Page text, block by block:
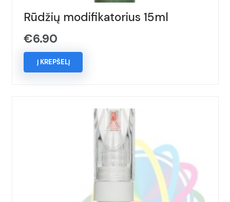
Rūdžių modifikatorius 15ml
€6.90
Į KREPŠELĮ